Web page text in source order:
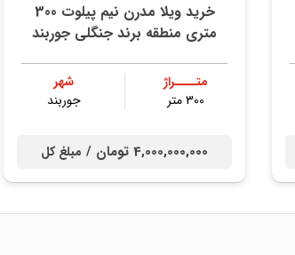
خرید ویلا مدرن نیم پیلوت 300
متری منطقه برند جنگلی جوربند
متــــراژ
300 متر
شهر
جوربند
4,000,000,000 تومان / مبلغ کل